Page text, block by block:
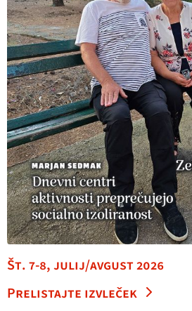
Št. 7-8, julij/avgust 2026
Prelistajte izvleček